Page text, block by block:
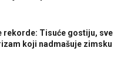
rekorde: Tisuće gostiju, sve
koji nadmašuje zimsku